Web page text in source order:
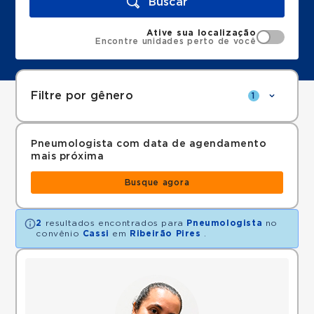
Ative sua localização
Encontre unidades perto de você
Filtre por gênero 1
Pneumologista com data de agendamento
mais próxima
Busque agora
2 resultados encontrados para Pneumologista no
convênio Cassi em Ribeirão Pires